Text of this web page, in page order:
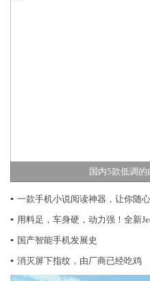
国内5款低调
▪ 一款手机小说阅读神器，让你随
▪ 用料足，车身硬，动力强！全新
▪ 国产智能手机发展史
▪ 消灭屏下指纹，由厂商已经吃鸡